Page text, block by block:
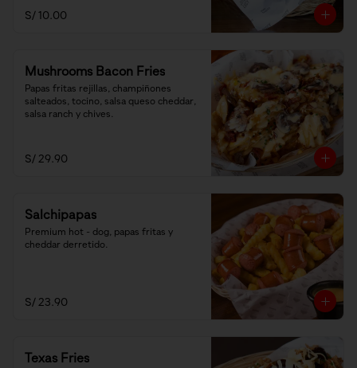
S/ 10.00
Mushrooms Bacon Fries
Papas fritas rejillas, champiñones
salteados, tocino, salsa queso cheddar,
salsa ranch y chives.
S/ 29.90
Salchipapas
Premium hot - dog, papas fritas y
cheddar derretido.
S/ 23.90
Texas Fries